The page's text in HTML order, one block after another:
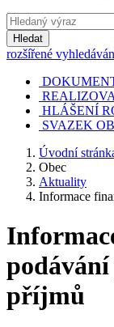
Hledat
rozšířené
HLÁŠENÍ
SVAZEK
Úvodní
Obec
Aktuality
Informace
příjmů